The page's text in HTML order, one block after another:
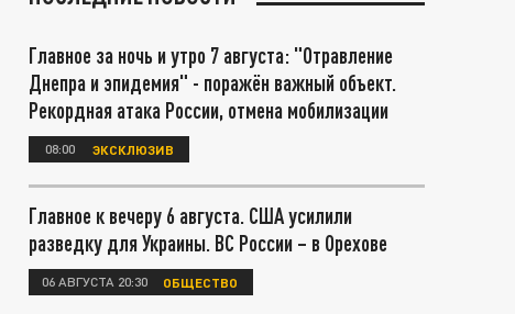
Главное за ночь и утро 7 августа: "Отравление
Днепра и эпидемия" - поражён важный объект.
Рекордная атака России, отмена мобилизации
08:00 ЭКСКЛЮЗИВ
Главное к вечеру 6 августа. США усилили
разведку для Украины. ВС России – в Орехове
06 АВГУСТА 20:30 ОБЩЕСТВО